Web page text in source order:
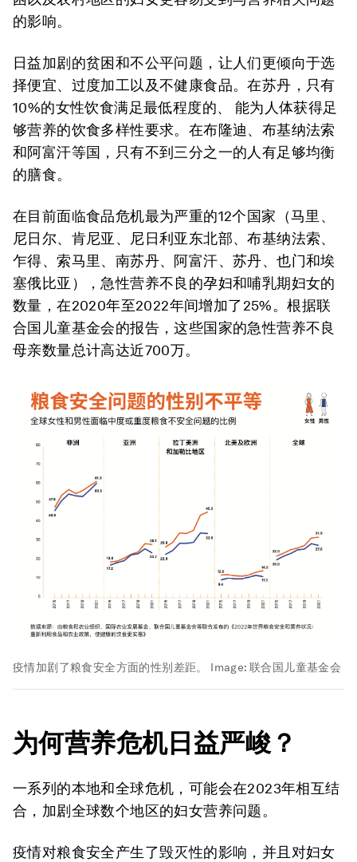
的影响。
日益加剧的贫困和不公平问题，让人们更倾向于选
择便宜、过度加工以及不健康食品。在苏丹，只有
10%的女性饮食满足最低程度的、 能为人体获得足
够营养的饮食多样性要求。在布隆迪、布基纳法索
和阿富汗等国，只有不到三分之一的人有足够均衡
的膳食。
在目前面临食品危机最为严重的12个国家（马里、
尼日尔、肯尼亚、尼日利亚东北部、布基纳法索、
乍得、索马里、南苏丹、阿富汗、苏丹、也门和埃
塞俄比亚），急性营养不良的孕妇和哺乳期妇女的
数量，在2020年至2022年间增加了25%。根据联
合国儿童基金会的报告，这些国家的急性营养不良
母亲数量总计高达近700万。
疫情加剧了粮食安全方面的性别差距。 Image:联合国儿童基金会
为何营养危机日益严峻？
一系列的本地和全球危机，可能会在2023年相互结
合，加剧全球数个地区的妇女营养问题。
疫情对粮食安全产生了毁灭性的影响，并且对妇女